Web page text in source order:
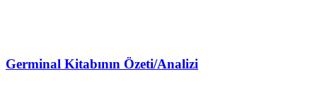
Germinal Kitabının Özeti/Analizi